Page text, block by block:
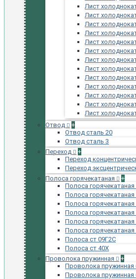
Лист
Лист
Лист
Лист
Лист
Лист
Лист
Лист
Лист
Лист
Лист
Лист
Лист
Отвод
+
Отвод сталь 20
Отвод сталь 3
Переход
+
Переход
Переход
Полоса горячекатаная
+
Полоса горячекатаная
Полоса горячекатаная
Полоса горячекатаная
Полоса горячекатаная
Полоса горячекатаная
Полоса
Полоса ст 09Г2С
Полоса ст 40Х
Проволока пружинная
+
Проволока пружинная
Проволока пружинная